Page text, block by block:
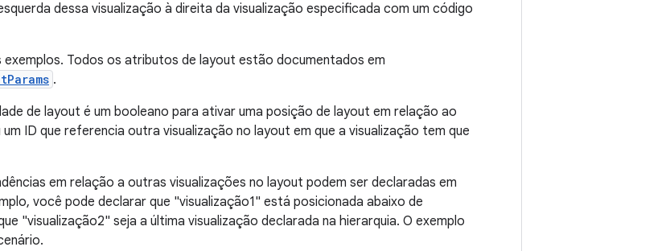
dessa visualização à direita da visualização especificada com um código
exemplos. Todos os atributos de layout estão documentados em
.
de layout é um booleano para ativar uma posição de layout em relação ao
um ID que referencia outra visualização no layout em que a visualização tem que
em relação a outras visualizações no layout podem ser declaradas em
você pode declarar que "visualização1" está posicionada abaixo de
"visualização2" seja a última visualização declarada na hierarquia. O exemplo